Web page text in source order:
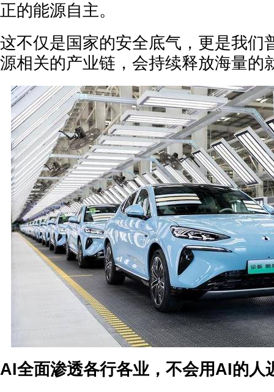
正的能源自主。
这不仅是国家的安全底气，更是我们
源相关的产业链，会持续释放海量的
AI全面渗透各行各业，不会用AI的人